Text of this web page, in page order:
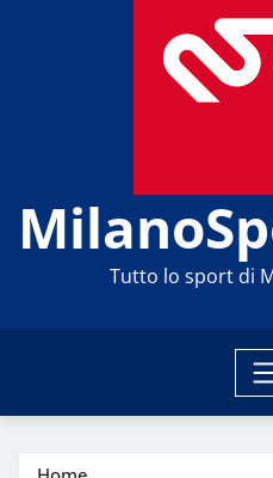
Tutto lo sport di